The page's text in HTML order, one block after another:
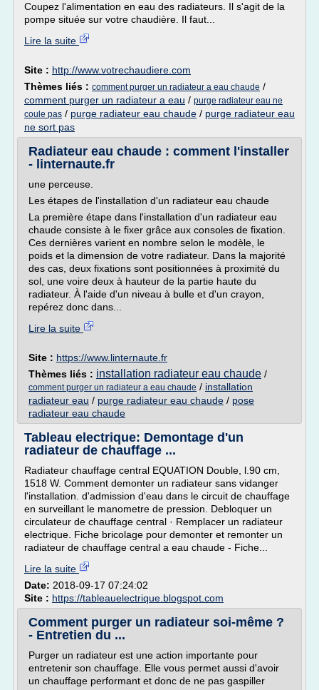
Coupez l'alimentation en eau des radiateurs. Il s'agit de la
pompe située sur votre chaudière. Il faut...
Lire la suite
Site : http://www.votrechaudiere.com
Thèmes liés : comment purger un radiateur a eau chaude /
comment purger un radiateur a eau / purge radiateur eau ne
coule pas / purge radiateur eau chaude / purge radiateur eau
ne sort pas
Radiateur eau chaude : comment l'installer
- linternaute.fr
une perceuse.
Les étapes de l'installation d'un radiateur eau chaude
La première étape dans l'installation d'un radiateur eau
chaude consiste à le fixer grâce aux consoles de fixation.
Ces dernières varient en nombre selon le modèle, le
poids et la dimension de votre radiateur. Dans la majorité
des cas, deux fixations sont positionnées à proximité du
sol, une voire deux à hauteur de la partie haute du
radiateur. À l'aide d'un niveau à bulle et d'un crayon,
repérez donc dans...
Lire la suite
Site : https://www.linternaute.fr
Thèmes liés : installation radiateur eau chaude /
comment purger un radiateur a eau chaude / installation
radiateur eau / purge radiateur eau chaude / pose
radiateur eau chaude
Tableau electrique: Demontage d'un
radiateur de chauffage ...
Radiateur chauffage central EQUATION Double, l.90 cm,
1518 W. Comment demonter un radiateur sans vidanger
l'installation. d'admission d'eau dans le circuit de chauffage
en surveillant le manometre de pression. Debloquer un
circulateur de chauffage central · Remplacer un radiateur
electrique. Fiche bricolage pour demonter et remonter un
radiateur de chauffage central a eau chaude - Fiche...
Lire la suite
Date: 2018-09-17 07:24:02
Site : https://tableauelectrique.blogspot.com
Comment purger un radiateur soi-même ?
- Entretien du ...
Purger un radiateur est une action importante pour
entretenir son chauffage. Elle vous permet aussi d'avoir
un chauffage performant et donc de ne pas gaspiller